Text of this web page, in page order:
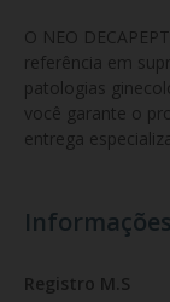
O NEO
referência em
patologias
você garante o
entrega
Informações
Registro M.S